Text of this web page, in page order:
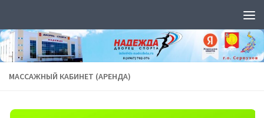
МАССАЖНЫЙ КАБИНЕТ (АРЕНДА)